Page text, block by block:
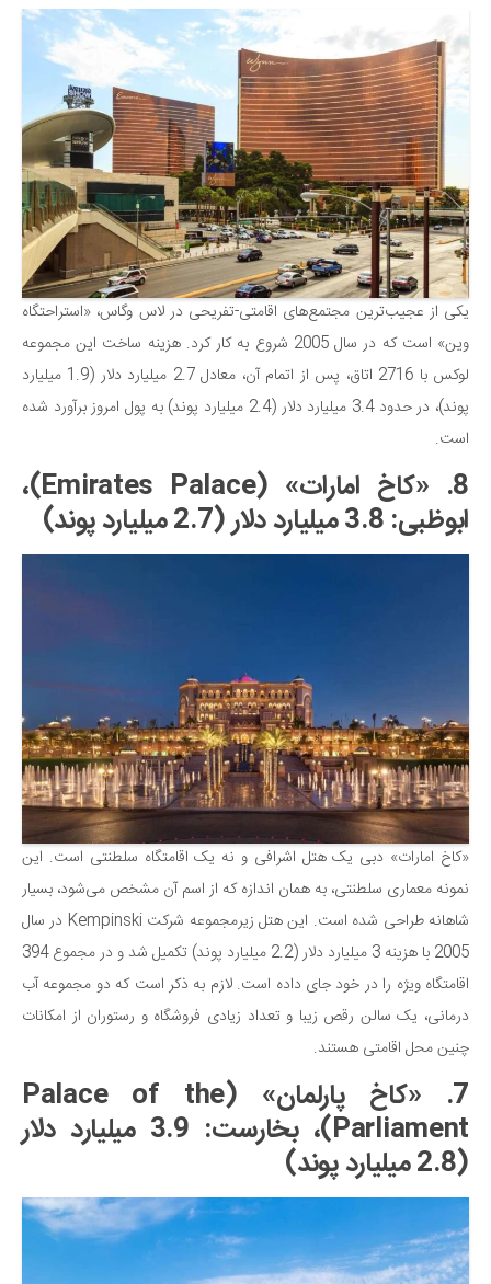
یکی از عجیب‌ترین مجتمع‌های اقامتی-تفریحی در لاس وگاس، «استراحتگاه
وین» است که در سال 2005 شروع به کار کرد. هزینه ساخت این مجموعه
لوکس با 2716 اتاق، پس از اتمام آن، معادل 2.7 میلیارد دلار (1.9 میلیارد
پوند)، در حدود 3.4 میلیارد دلار (2.4 میلیارد پوند) به پول امروز برآورد شده
است.
8. «کاخ امارات» (Emirates Palace)،
ابوظبی: 3.8 میلیارد دلار (2.7 میلیارد پوند)
«کاخ امارات» دبی یک هتل اشرافی و نه یک اقامتگاه سلطنتی است. این
نمونه معماری سلطنتی، به همان اندازه که از اسم آن مشخص می‌شود، بسیار
شاهانه طراحی شده است. این هتل زیرمجموعه شرکت Kempinski در سال
2005 با هزینه 3 میلیارد دلار (2.2 میلیارد پوند) تکمیل شد و در مجموع 394
اقامتگاه ویژه را در خود جای داده است. لازم به ذکر است که دو مجموعه آب
درمانی، یک سالن رقص زیبا و تعداد زیادی فروشگاه و رستوران از امکانات
چنین محل اقامتی هستند.
7. «کاخ پارلمان» (Palace of the
Parliament)، بخارست: 3.9 میلیارد دلار
(2.8 میلیارد پوند)